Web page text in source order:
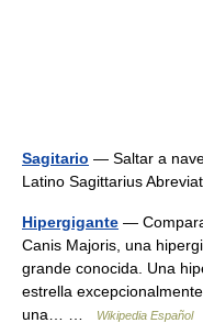
Sagitario — Saltar a
Latino Sagittarius
Hipergigante —
Canis Majoris, una
grande conocida. Una
estrella
una… …
Wikipedia Español